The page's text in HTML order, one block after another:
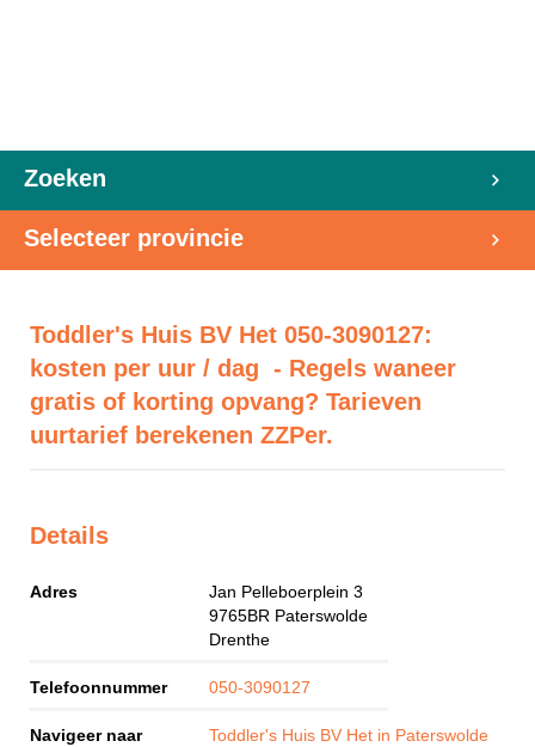
Zoeken
Selecteer provincie
Toddler's Huis BV Het 050-3090127:
kosten per uur / dag - Regels waneer
gratis of korting opvang? Tarieven
uurtarief berekenen ZZPer.
Details
Adres
Jan Pelleboerplein 3
9765BR Paterswolde
Drenthe
Telefoonnummer 050-3090127
Navigeer naar Toddler's Huis BV Het in Paterswolde